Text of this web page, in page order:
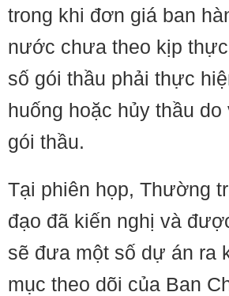
trong khi đơn giá ban
nước chưa theo kịp
số gói thầu phải thực
huống hoặc hủy thầu
gói thầu.
Tại phiên họp, Thường
đạo đã kiến nghị và
sẽ đưa một số dự án ra
mục theo dõi của Ban